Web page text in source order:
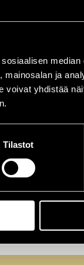
mainosalan ja
yhdistää
Tilastot